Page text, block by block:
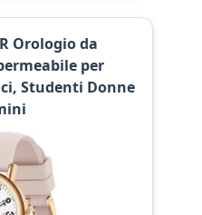
Orologio da
per
Studenti Donne